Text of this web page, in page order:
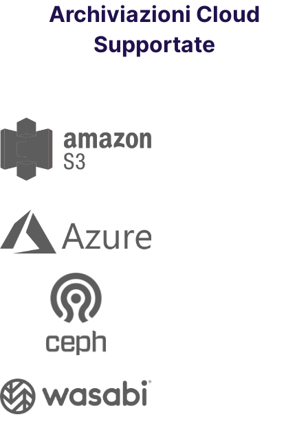
Archiviazioni Cloud
Supportate